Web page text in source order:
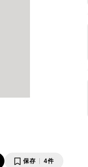
保存 4件